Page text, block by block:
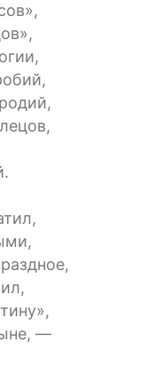
—